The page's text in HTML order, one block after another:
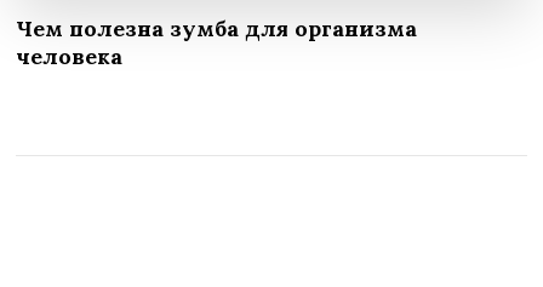
Чем полезна зумба для организма
человека